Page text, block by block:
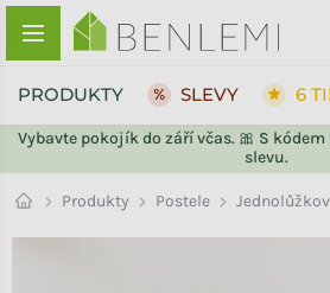
Přejít na obsah
Vybavte pokojík do září včas. 🎀 S kódem
slevu.
PRODUKTY SLEVY 6
Produkty Postele
ZPĚT DO OBCHODU